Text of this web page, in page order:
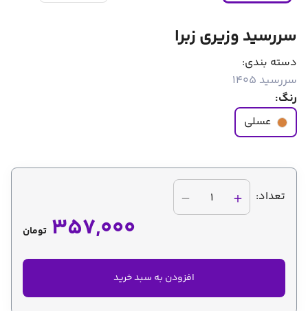
سررسید وزیری زبرا
دسته بندی:
سررسید 1405
رنگ:
عسلی
تعداد: 1
357,000 تومان
افزودن به سبد خرید